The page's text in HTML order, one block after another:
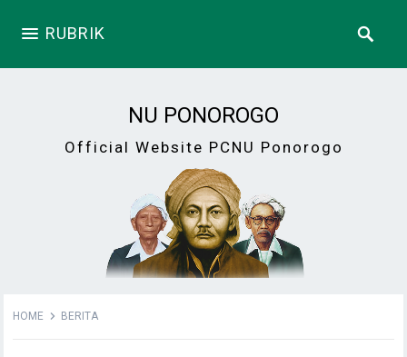
RUBRIK
NU PONOROGO
Official Website PCNU Ponorogo
HOME BERITA